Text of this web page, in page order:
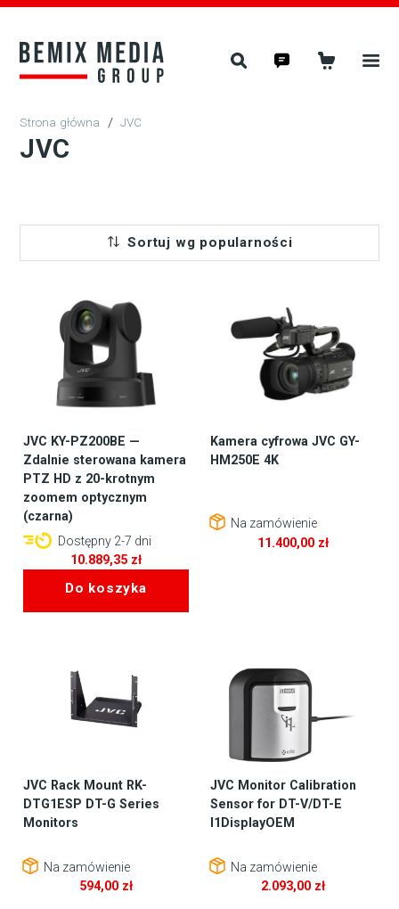
/ JVC
JVC
Sortuj wg popularności
JVC KY-PZ200BE —
Zdalnie sterowana kamera
PTZ HD z 20-krotnym
zoomem optycznym
(czarna)
Dostępny 2-7 dni
10.889,35 zł
Do koszyka
Kamera cyfrowa JVC GY-
HM250E 4K
Na zamówienie
11.400,00 zł
JVC Rack Mount RK-
DTG1ESP DT-G Series
Monitors
Na zamówienie
594,00 zł
JVC Monitor Calibration
Sensor for DT-V/DT-E
I1DisplayOEM
Na zamówienie
2.093,00 zł